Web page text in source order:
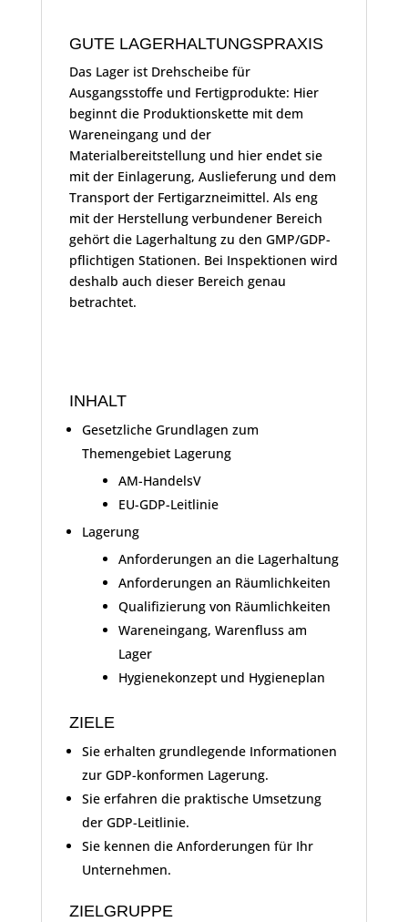
GUTE LAGERHALTUNGSPRAXIS
Das Lager ist Drehscheibe für
Ausgangsstoffe und Fertigprodukte: Hier
beginnt die Produktionskette mit dem
Wareneingang und der
Materialbereitstellung und hier endet sie
mit der Einlagerung, Auslieferung und dem
Transport der Fertigarzneimittel. Als eng
mit der Herstellung verbundener Bereich
gehört die Lagerhaltung zu den GMP/GDP-
pflichtigen Stationen. Bei Inspektionen wird
deshalb auch dieser Bereich genau
betrachtet.
INHALT
Gesetzliche Grundlagen zum
Themengebiet Lagerung
AM-HandelsV
EU-GDP-Leitlinie
Lagerung
Anforderungen an die Lagerhaltung
Anforderungen an Räumlichkeiten
Qualifizierung von Räumlichkeiten
Wareneingang, Warenfluss am
Lager
Hygienekonzept und Hygieneplan
ZIELE
Sie erhalten grundlegende Informationen
zur GDP-konformen Lagerung.
Sie erfahren die praktische Umsetzung
der GDP-Leitlinie.
Sie kennen die Anforderungen für Ihr
Unternehmen.
ZIELGRUPPE